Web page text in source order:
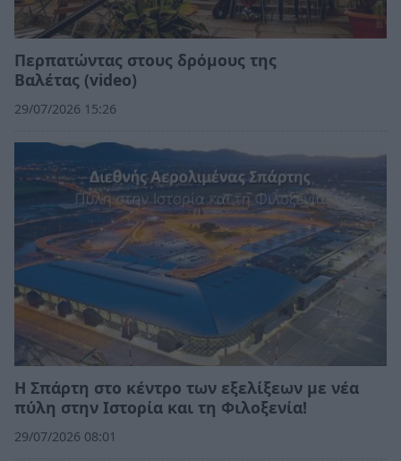
Περπατώντας στους δρόμους της
Βαλέτας (video)
29/07/2026 15:26
Η Σπάρτη στο κέντρο των εξελίξεων με νέα
πύλη στην Ιστορία και τη Φιλοξενία!
29/07/2026 08:01